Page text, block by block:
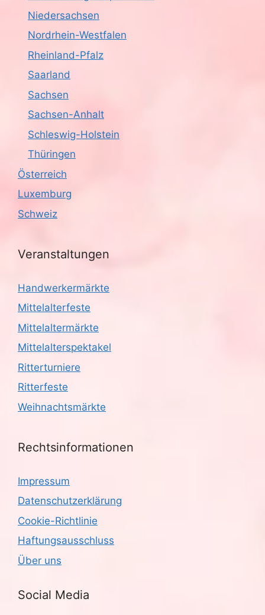
Niedersachsen
Nordrhein-Westfalen
Rheinland-Pfalz
Saarland
Sachsen
Sachsen-Anhalt
Schleswig-Holstein
Thüringen
Österreich
Luxemburg
Schweiz
Veranstaltungen
Handwerkermärkte
Mittelalterfeste
Mittelaltermärkte
Mittelalterspektakel
Ritterturniere
Ritterfeste
Weihnachtsmärkte
Rechtsinformationen
Impressum
Datenschutzerklärung
Cookie-Richtlinie
Haftungsausschluss
Über uns
Social Media